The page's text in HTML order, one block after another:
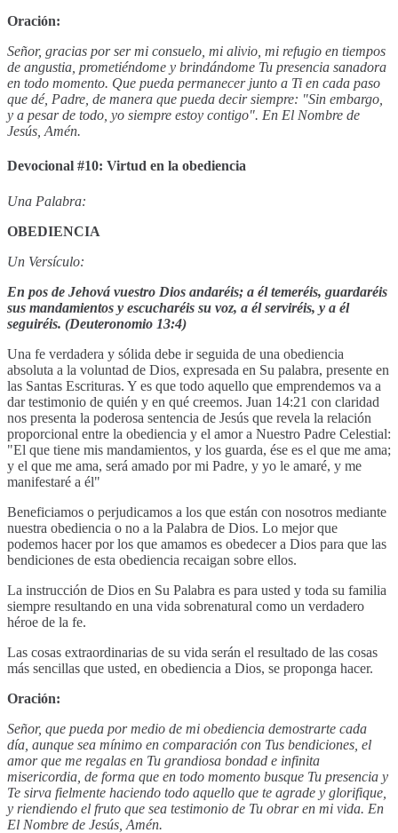
Oración:
Señor, gracias por ser mi consuelo, mi alivio, mi refugio en tiempos
de angustia, prometiéndome y brindándome Tu presencia sanadora
en todo momento. Que pueda permanecer junto a Ti en cada paso
que dé, Padre, de manera que pueda decir siempre: "Sin embargo,
y a pesar de todo, yo siempre estoy contigo". En El Nombre de
Jesús, Amén.
Devocional #10: Virtud en la obediencia
Una Palabra:
OBEDIENCIA
Un Versículo:
En pos de Jehová vuestro Dios andaréis; a él temeréis, guardaréis
sus mandamientos y escucharéis su voz, a él serviréis, y a él
seguiréis. (Deuteronomio 13:4)
Una fe verdadera y sólida debe ir seguida de una obediencia
absoluta a la voluntad de Dios, expresada en Su palabra, presente en
las Santas Escrituras. Y es que todo aquello que emprendemos va a
dar testimonio de quién y en qué creemos. Juan 14:21 con claridad
nos presenta la poderosa sentencia de Jesús que revela la relación
proporcional entre la obediencia y el amor a Nuestro Padre Celestial:
"El que tiene mis mandamientos, y los guarda, ése es el que me ama;
y el que me ama, será amado por mi Padre, y yo le amaré, y me
manifestaré a él"
Beneficiamos o perjudicamos a los que están con nosotros mediante
nuestra obediencia o no a la Palabra de Dios. Lo mejor que
podemos hacer por los que amamos es obedecer a Dios para que las
bendiciones de esta obediencia recaigan sobre ellos.
La instrucción de Dios en Su Palabra es para usted y toda su familia
siempre resultando en una vida sobrenatural como un verdadero
héroe de la fe.
Las cosas extraordinarias de su vida serán el resultado de las cosas
más sencillas que usted, en obediencia a Dios, se proponga hacer.
Oración:
Señor, que pueda por medio de mi obediencia demostrarte cada
día, aunque sea mínimo en comparación con Tus bendiciones, el
amor que me regalas en Tu grandiosa bondad e infinita
misericordia, de forma que en todo momento busque Tu presencia y
Te sirva fielmente haciendo todo aquello que te agrade y glorifique,
y riendiendo el fruto que sea testimonio de Tu obrar en mi vida. En
El Nombre de Jesús, Amén.